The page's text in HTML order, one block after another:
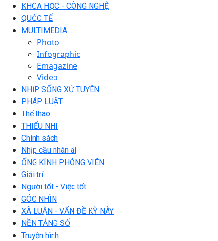
KHOA HỌC - CÔNG NGHỆ
QUỐC TẾ
MULTIMEDIA
Photo
Infographic
Emagazine
Video
NHỊP SỐNG XỨ TUYÊN
PHÁP LUẬT
Thể thao
THIẾU NHI
Chính sách
Nhịp cầu nhân ái
ỐNG KÍNH PHÓNG VIÊN
Giải trí
Người tốt - Việc tốt
GÓC NHÌN
XÃ LUẬN - VẤN ĐỀ KỲ NÀY
NỀN TẢNG SỐ
Truyền hình